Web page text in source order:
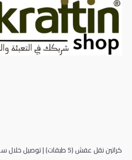
كراتين نقل عفش (5 طبقات) |